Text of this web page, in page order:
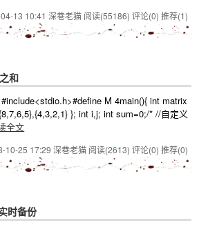
13 10:41 深巷老猫 阅读(55186) 评论(0) 推荐(1)
和
M 4main(){ int matrix
}; int i,j; int sum=0;/* //自定义
全文
10-25 17:29 深巷老猫 阅读(2613) 评论(0) 推荐(0)
时备份